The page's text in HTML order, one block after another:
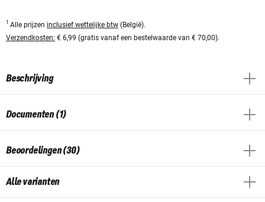
1 Alle prijzen inclusief wettelijke btw (België).
Verzendkosten: € 6,99 (gratis vanaf een bestelwaarde van € 70,00).
Beschrijving
Documenten (1)
Beoordelingen (30)
Alle varianten